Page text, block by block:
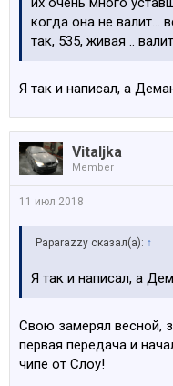
когда она не валит...
так, 535, живая ..
Я так и написал, а
Vitaljka
Member
11 июл 2018
Paparazzy сказал(а): ↑
Я так и написал, а
Свою замерял весной,
первая передача и
чипе от Слоу!